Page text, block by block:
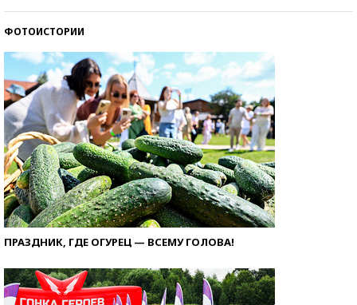
ФОТОИСТОРИИ
ПРАЗДНИК, ГДЕ ОГУРЕЦ — ВСЕМУ ГОЛОВА!